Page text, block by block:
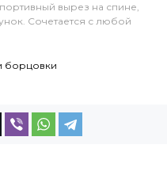
вырез на спине,
Сочетается с любой
борцовки